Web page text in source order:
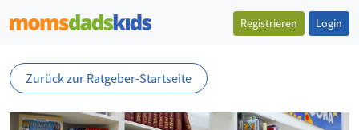
Registrieren Login
Zurück zur Ratgeber-Startseite